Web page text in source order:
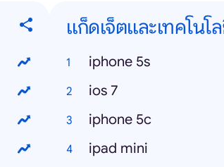
แก็ดเจ็ตและเทคโนโ
iphone 5s
ios 7
iphone 5c
ipad mini